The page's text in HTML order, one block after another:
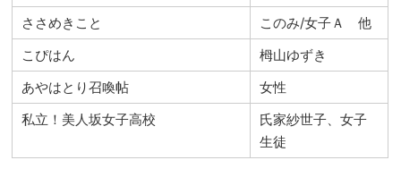
ささめきこと
このみ/女子Ａ 他
こぴはん
栂山ゆずき
あやはとり召喚帖
女性
私立！美人坂女子高校
氏家紗世子、女子
生徒